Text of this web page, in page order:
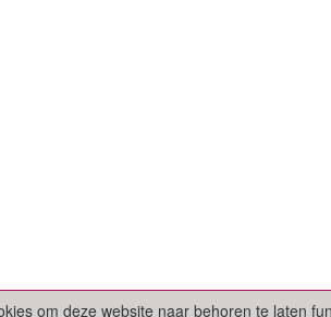
om deze website naar behoren te laten